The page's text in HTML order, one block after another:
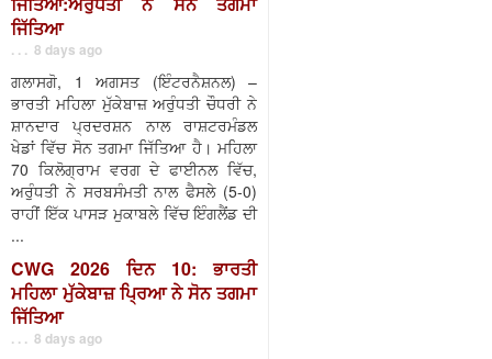
ਜਿੱਤਿਆ
. . . 8 days ago
ਗਲਾਸਗੋ, 1 ਅਗਸਤ (ਇੰਟਰਨੈਸ਼ਨਲ) –
ਭਾਰਤੀ ਮਹਿਲਾ ਮੁੱਕੇਬਾਜ਼ ਅਰੁੰਧਤੀ ਚੌਧਰੀ ਨੇ
ਸ਼ਾਨਦਾਰ ਪ੍ਰਦਰਸ਼ਨ ਨਾਲ ਰਾਸ਼ਟਰਮੰਡਲ
ਖੇਡਾਂ ਵਿੱਚ ਸੋਨ ਤਗਮਾ ਜਿੱਤਿਆ ਹੈ। ਮਹਿਲਾ
70 ਕਿਲੋਗ੍ਰਾਮ ਵਰਗ ਦੇ ਫਾਈਨਲ ਵਿੱਚ,
ਅਰੁੰਧਤੀ ਨੇ ਸਰਬਸੰਮਤੀ ਨਾਲ ਫੈਸਲੇ (5-0)
ਰਾਹੀਂ ਇੱਕ ਪਾਸੜ ਮੁਕਾਬਲੇ ਵਿੱਚ ਇੰਗਲੈਂਡ ਦੀ
...
CWG 2026 ਦਿਨ 10: ਭਾਰਤੀ
ਮਹਿਲਾ ਮੁੱਕੇਬਾਜ਼ ਪ੍ਰਿਆ ਨੇ ਸੋਨ ਤਗਮਾ
ਜਿੱਤਿਆ
. . . 8 days ago